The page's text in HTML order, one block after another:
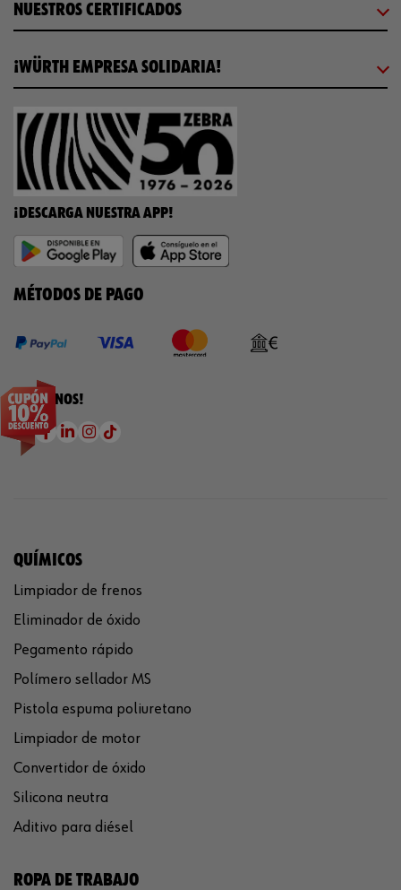
NUESTROS CERTIFICADOS
¡WÜRTH EMPRESA SOLIDARIA!
¡DESCARGA NUESTRA APP!
MÉTODOS DE PAGO
¡SÍGUENOS!
QUÍMICOS
Limpiador de frenos
Eliminador de óxido
Pegamento rápido
Polímero sellador MS
Pistola espuma poliuretano
Limpiador de motor
Convertidor de óxido
Silicona neutra
Aditivo para diésel
ROPA DE TRABAJO